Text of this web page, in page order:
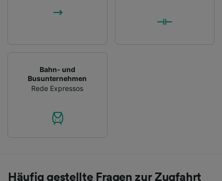
Bahn- und
Busunternehmen
Rede Expressos
Häufig gestellte Fragen zur Zugfahrt